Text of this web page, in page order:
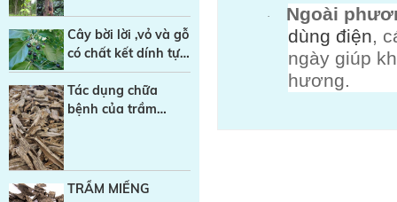
Cây bời lời ,vỏ và gỗ
có chất kết dính tự
nhiên trong sản
xuất Nhang sạch
Tác dụng chữa
bệnh của trầm
TRẦM MIẾNG
·
Ngoài
dùng điện,
ngày giúp
hương.